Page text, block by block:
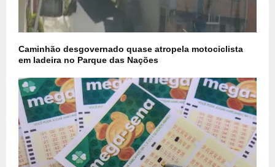
Caminhão desgovernado quase atropela motociclista
em ladeira no Parque das Nações